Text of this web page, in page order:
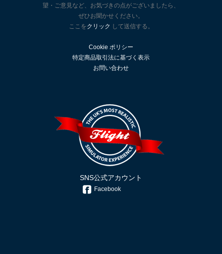
望・ご意見など、お気づきの点がございましたら、
ぜひお聞かせください。
ここをクリック して送信する。
Cookie ポリシー
特定商品取引法に基づく表示
お問い合わせ
SNS公式アカウント
Facebook